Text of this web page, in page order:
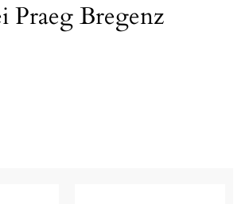
Praeg Bregenz